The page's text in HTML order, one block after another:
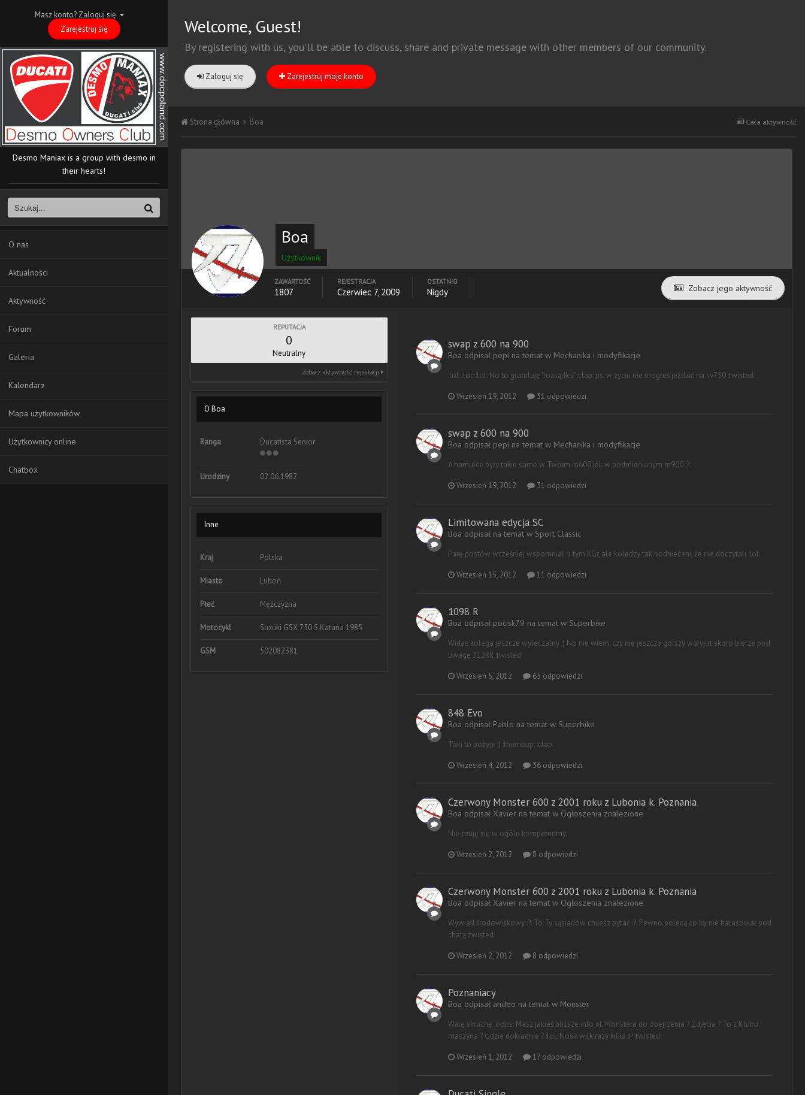
Masz konto? Zaloguj się
Zarejestruj się
Desmo Maniax is a group with desmo in
their hearts!
O nas
Aktualności
Aktywność
Forum
Galeria
Kalendarz
Mapa użytkowników
Użytkownicy online
Chatbox
Welcome, Guest!
By registering with us, you'll be able to discuss, share and private message with other members of our community.
Zaloguj się Zarejestruj moje konto
Cała aktywność
Strona główna Boa
Boa
Użytkownik
Zobacz jego aktywność
ZAWARTOŚĆ
1807
REJESTRACJA
Czerwiec 7, 2009
OSTATNIO
Nigdy
REPUTACJA
0
Neutralny
Zobacz aktywność reputacji
O Boa
Ranga Ducatista Senior
Urodziny 02.06.1982
Inne
Kraj Polska
Miasto Luboń
Płeć Mężczyzna
Motocykl Suzuki GSX 750 S Katana 1985
GSM 502082381
swap z 600 na 900
Boa odpisał pepi na temat w Mechanika i modyfikacje
:lol: :lol: :lol: No to gratuluję "rozsądku" :clap: ps. w życiu nie mogłeś jeździć na sv750 :twisted:
Wrzesień 19, 2012 31 odpowiedzi
swap z 600 na 900
Boa odpisał pepi na temat w Mechanika i modyfikacje
A hamulce były takie same w Twoim m600 jak w podmienianym m900 :?:
Wrzesień 19, 2012 31 odpowiedzi
Limitowana edycja SC
Boa odpisał na temat w Sport Classic
Parę postów wcześniej wspomniał o tym KGr, ale koledzy tak podnieceni, że nie doczytali :lol:
Wrzesień 15, 2012 11 odpowiedzi
1098 R
Boa odpisał pocisk79 na temat w Superbike
Widac kolega jeszcze wyleczalny :) No nie wiem, czy nie jeszcze gorszy waryjot skoro bierze pod
uwagę 312RR :twisted:
Wrzesień 5, 2012 65 odpowiedzi
848 Evo
Boa odpisał Pablo na temat w Superbike
Taki to pożyje :) :thumbup: :clap:
Wrzesień 4, 2012 36 odpowiedzi
Czerwony Monster 600 z 2001 roku z Lubonia k. Poznania
Boa odpisał Xavier na temat w Ogłoszenia znalezione
Nie czuję się w ogóle kompetentny.
Wrzesień 2, 2012 8 odpowiedzi
Czerwony Monster 600 z 2001 roku z Lubonia k. Poznania
Boa odpisał Xavier na temat w Ogłoszenia znalezione
Wywiad środowiskowy :?: To Ty sąsiadów chcesz pytać :?: Pewno polecą co by nie hałasował pod
chatą :twisted:
Wrzesień 2, 2012 8 odpowiedzi
Poznaniacy
Boa odpisał andeo na temat w Monster
Walę skruchę :oops: Masz jakieś bliższe info nt. Monstera do obejrzenia ? Zdjęcia ? To z Klubu
maszyna ? Gdzie dokładnie ? :lol: Nosił wilk razy kilka :P :twisted:
Wrzesień 1, 2012 17 odpowiedzi